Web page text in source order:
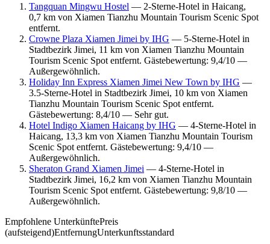
Tangquan Mingwu Hostel — 2-Sterne-Hotel in Haicang,
0,7 km von Xiamen Tianzhu Mountain Tourism Scenic Spot
entfernt.
Crowne Plaza Xiamen Jimei by IHG — 5-Sterne-Hotel in
Stadtbezirk Jimei, 11 km von Xiamen Tianzhu Mountain
Tourism Scenic Spot entfernt. Gästebewertung: 9,4/10 —
Außergewöhnlich.
Holiday Inn Express Xiamen Jimei New Town by IHG —
3.5-Sterne-Hotel in Stadtbezirk Jimei, 10 km von Xiamen
Tianzhu Mountain Tourism Scenic Spot entfernt.
Gästebewertung: 8,4/10 — Sehr gut.
Hotel Indigo Xiamen Haicang by IHG — 4-Sterne-Hotel in
Haicang, 13,3 km von Xiamen Tianzhu Mountain Tourism
Scenic Spot entfernt. Gästebewertung: 9,4/10 —
Außergewöhnlich.
Sheraton Grand Xiamen Jimei — 4-Sterne-Hotel in
Stadtbezirk Jimei, 16,2 km von Xiamen Tianzhu Mountain
Tourism Scenic Spot entfernt. Gästebewertung: 9,8/10 —
Außergewöhnlich.
Empfohlene UnterkünftePreis
(aufsteigend)EntfernungUnterkunftsstandard